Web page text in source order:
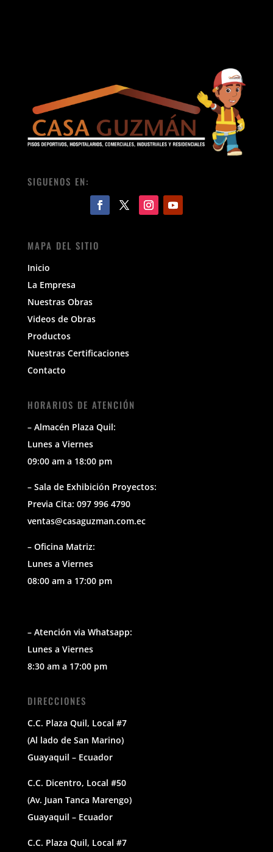
SIGUENOS EN:
MAPA DEL SITIO
Inicio
La Empresa
Nuestras Obras
Videos de Obras
Productos
Nuestras Certificaciones
Contacto
HORARIOS DE ATENCIÓN
– Almacén Plaza Quil:
Lunes a Viernes
09:00 am a 18:00 pm
– Sala de Exhibición Proyectos:
Previa Cita: 097 996 4790
ventas@casaguzman.com.ec
– Oficina Matriz:
Lunes a Viernes
08:00 am a 17:00 pm
– Atención via Whatsapp:
Lunes a Viernes
8:30 am a 17:00 pm
DIRECCIONES
C.C. Plaza Quil, Local #7
(Al lado de San Marino)
Guayaquil – Ecuador
C.C. Dicentro, Local #50
(Av. Juan Tanca Marengo)
Guayaquil – Ecuador
C.C. Plaza Quil, Local #7